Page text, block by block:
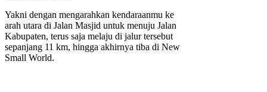
Yakni dengan mengarahkan kendaraanmu ke
arah utara di Jalan Masjid untuk menuju Jalan
Kabupaten, terus saja melaju di jalur tersebut
sepanjang 11 km, hingga akhirnya tiba di New
Small World.